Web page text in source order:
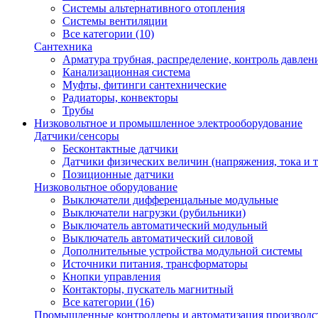
Системы альтернативного отопления
Системы вентиляции
Все категории (10)
Сантехника
Арматура трубная, распределение, контроль
Канализационная система
Муфты, фитинги сантехнические
Радиаторы, конвекторы
Трубы
Низковольтное и промышленное электрооборудование
Датчики/сенсоры
Бесконтактные датчики
Датчики физических величин (напряжения, тока и
Позиционные датчики
Низковольтное оборудование
Выключатели дифференцальные модульные
Выключатели нагрузки (рубильники)
Выключатель автоматический модульный
Выключатель автоматический силовой
Дополнительные устройства модульной системы
Источники питания, трансформаторы
Кнопки управления
Контакторы, пускатель магнитный
Все категории (16)
Промышленные контроллеры и автоматизация